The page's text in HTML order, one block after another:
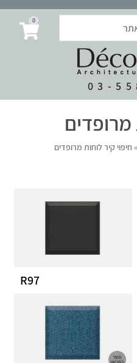
03-
0
מרופדים
»חיפוי קיר לוחות מרופדים
R97